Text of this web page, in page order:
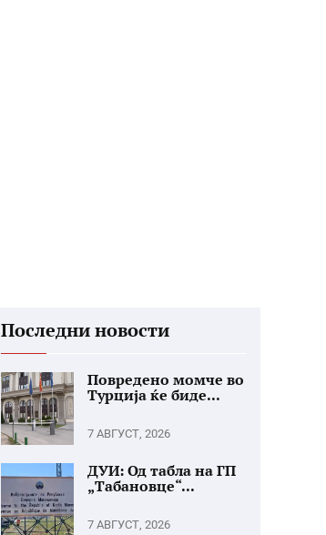
Последни новости
Повредено момче во
Турција ќе биде...
7 АВГУСТ, 2026
ДУИ: Од табла на ГП
„Табановце“...
7 АВГУСТ, 2026